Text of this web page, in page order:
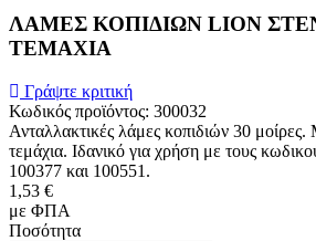
ΛΑΜΕΣ ΚΟΠΙΔΙΩΝ LION
ΤΕΜΑΧΙΑ
Γράψτε κριτική
Κωδικός προϊόντος: 300032
Ανταλλακτικές λάμες κοπιδιών 30
τεμάχια. Ιδανικό για χρήση με τους
100377 και 100551.
1,53 €
με ΦΠΑ
Ποσότητα